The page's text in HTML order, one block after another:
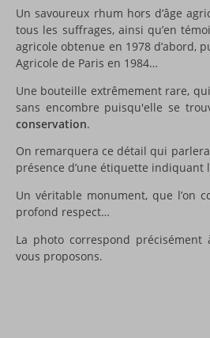
Un savoureux rhum hors d’âge
tous les suffrages, ainsi qu’en
agricole obtenue en 1978 d’abord,
Agricole de Paris en 1984…
Une bouteille extrêmement rare,
sans encombre puisqu'elle se
conservation.
On remarquera ce détail qui
présence d’une étiquette indiquant
Un véritable monument, que l’on
profond respect…
La photo correspond
vous proposons.